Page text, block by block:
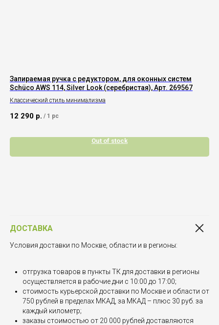
Запираемая ручка с редуктором, для оконных систем
Schüco AWS 114, Silver Look (серебристая), Арт. 269567
Классический стиль минимализма
12 290 р. / 1 pc
Out of stock
ДОСТАВКА
Условия доставки по Москве, области и в регионы:
отгрузка товаров в пункты ТК для доставки в регионы
осуществляется в рабочие дни с 10:00 до 17:00;
стоимость курьерской доставки по Москве и области от
750 рублей в пределах МКАД, за МКАД – плюс 30 руб. за
каждый километр;
заказы стоимостью от 20 000 рублей доставляются